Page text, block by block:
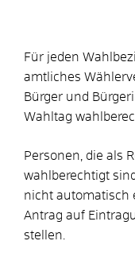
Für jeden
amtliches
Bürger und
Wahltag
Personen, die als
wahlberechtigt
nicht automatisch
Antrag auf
stellen.